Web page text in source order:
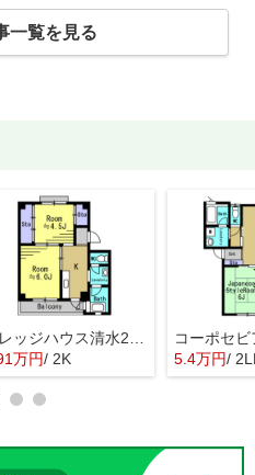
一覧を見る
ビレッジハウス清水2号棟
万円/ 2K
コーポセ
5.4万円/